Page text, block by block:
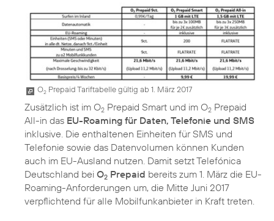
O2 Prepaid Tariftabelle gültig ab 1. März 2017
Zusätzlich ist im O2 Prepaid Smart und im O2 Prepaid
All-in das EU-Roaming für Daten, Telefonie und SMS
inklusive. Die enthaltenen Einheiten für SMS und
Telefonie sowie das Datenvolumen können Kunden
auch im EU-Ausland nutzen. Damit setzt Telefónica
Deutschland bei O2 Prepaid bereits zum 1. März die EU-
Roaming-Anforderungen um, die Mitte Juni 2017
verpflichtend für alle Mobilfunkanbieter in Kraft treten.